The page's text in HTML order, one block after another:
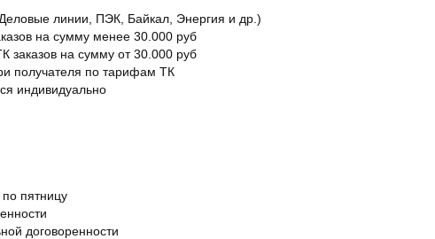
линии, ПЭК, Байкал, Энергия и др.)
на сумму менее 30.000 руб
заказов на сумму от 30.000 руб
получателя по тарифам ТК
индивидуально
пятницу
договоренности